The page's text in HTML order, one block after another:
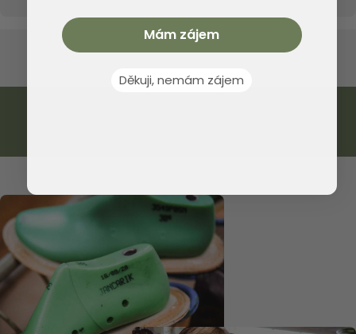
z obuvi vodní páry, které se při chůzi a pocení vytváří.
Mám zájem
Děkuji, nemám zájem